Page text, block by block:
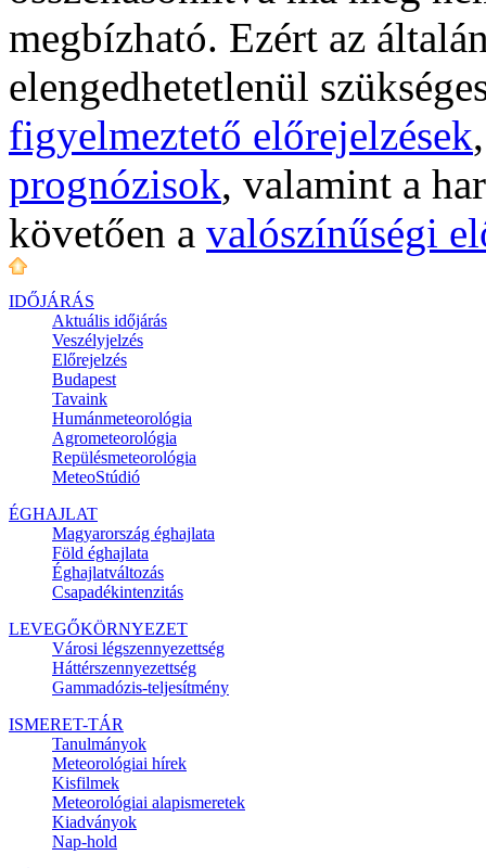
megbízható. Ezért az
elengedhetetlenül
figyelmeztető előrejelzések
prognózisok, valamint a
követően a valószínűségi
IDŐJÁRÁS
Aktuális időjárás
Veszélyjelzés
Előrejelzés
Budapest
Tavaink
Humánmeteorológia
Agrometeorológia
Repülésmeteorológia
MeteoStúdió
ÉGHAJLAT
Magyarország éghajlata
Föld éghajlata
Éghajlatváltozás
Csapadékintenzitás
LEVEGŐKÖRNYEZET
Városi légszennyezettség
Háttérszennyezettség
Gammadózis-teljesítmény
ISMERET-TÁR
Tanulmányok
Meteorológiai hírek
Kisfilmek
Meteorológiai alapismeretek
Kiadványok
Nap-hold